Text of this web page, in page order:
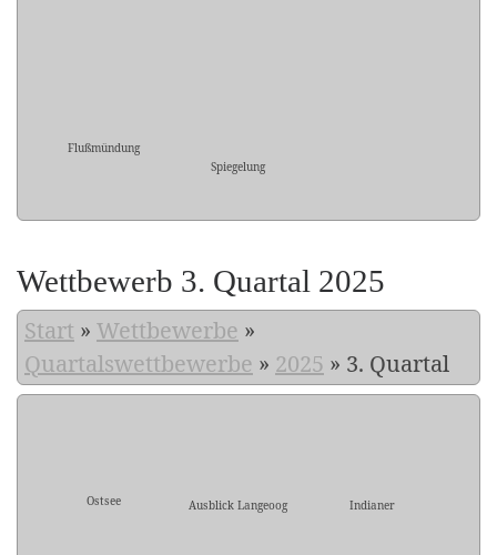
Flußmündung
Spiegelung
Wettbewerb 3. Quartal 2025
Start » Wettbewerbe »
Quartalswettbewerbe » 2025 » 3. Quartal
Ostsee Ausblick Langeoog Indianer